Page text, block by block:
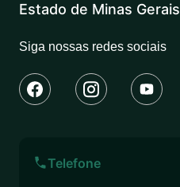
Estado de Minas Gerais
Siga nossas redes sociais
Telefone